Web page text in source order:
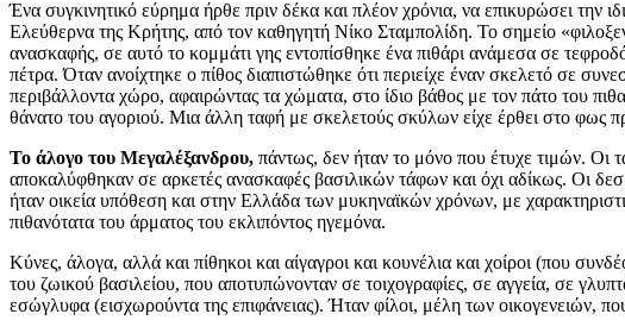
Ένα συγκινητικό εύρημα ήρθε πριν δέκα και πλέον χρόνια, να επικυρώσει
Ελεύθερνα της Κρήτης, από τον καθηγητή Νίκο Σταμπολίδη. Το σημείο
ανασκαφής, σε αυτό το κομμάτι γης εντοπίσθηκε ένα πιθάρι ανάμεσα σε
πέτρα. Όταν ανοίχτηκε ο πίθος διαπιστώθηκε ότι περιείχε έναν σκελετό σε
περιβάλλοντα χώρο, αφαιρώντας τα χώματα, στο ίδιο βάθος με τον πάτο του
θάνατο του αγοριού. Μια άλλη ταφή με σκελετούς σκύλων είχε έρθει στο φως
Το άλογο του Μεγαλέξανδρου, πάντως, δεν ήταν το μόνο που έτυχε τιμών.
αποκαλύφθηκαν σε αρκετές ανασκαφές βασιλικών τάφων και όχι αδίκως. Οι
ήταν οικεία υπόθεση και στην Ελλάδα των μυκηναϊκών χρόνων, με
πιθανότατα του άρματος του εκλιπόντος ηγεμόνα.
Κύνες, άλογα, αλλά και πίθηκοι και αίγαγροι και κουνέλια και χοίροι (που
του ζωικού βασιλείου, που αποτυπώνονταν σε τοιχογραφίες, σε αγγεία, σε
εσώγλυφα (εισχωρούντα της επιφάνειας). Ήταν φίλοι, μέλη των οικογενειών,